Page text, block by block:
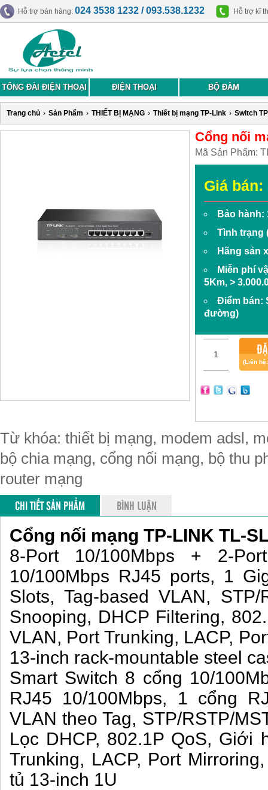
Hỗ trợ bán hàng: 024 3538 1232 / 093.538.1232 Hỗ trợ kĩ
TỔNG ĐÀI ĐIỆN THOẠI ĐIỆN THOẠI BỘ ĐÀM
Trang chủ › Sản Phẩm › THIẾT BỊ MẠNG › Thiết bị mạng TP-Link › Switch
Cổng nối
Mã Sản Phẩm:
Giá bán:
Bảo hành:
Tình trạng
Hãng sản
Miễn phí
5Km, >
Điểm bán:
đường)
(Liên
Từ khóa: thiết bị mạng, modem adsl,
bộ chia mạng, cổng nối mạng, bộ thu
router mạng
CHI TIẾT SẢN PHẨM BÌNH LUẬN
Cổng nối mạng TP-LINK TL-
8-Port 10/100Mbps + 2-
10/100Mbps RJ45 ports, 1
Slots, Tag-based VLAN, STP/
Snooping, DHCP Filtering,
VLAN, Port Trunking, LACP,
13-inch rack-mountable steel
Smart Switch 8 cổng 10/
RJ45 10/100Mbps, 1 cổng
VLAN theo Tag, STP/RSTP/
Lọc DHCP, 802.1P QoS, Giới
Trunking, LACP, Port
tủ 13-inch 1U